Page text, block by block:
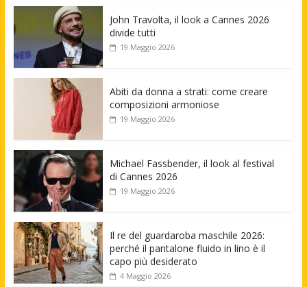
John Travolta, il look a Cannes 2026
divide tutti
19 Maggio 2026
Abiti da donna a strati: come creare
composizioni armoniose
19 Maggio 2026
Michael Fassbender, il look al festival
di Cannes 2026
19 Maggio 2026
Il re del guardaroba maschile 2026:
perché il pantalone fluido in lino è il
capo più desiderato
4 Maggio 2026